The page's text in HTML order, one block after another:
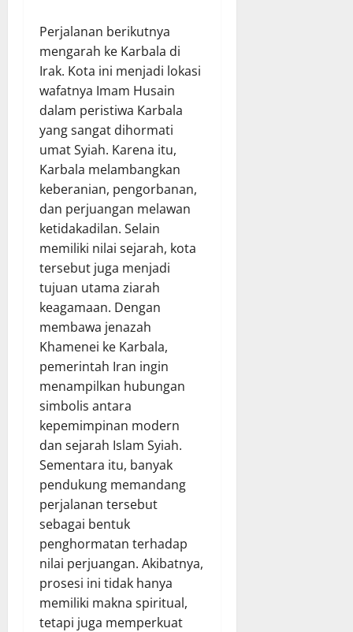
Perjalanan berikutnya
mengarah ke Karbala di
Irak. Kota ini menjadi lokasi
wafatnya Imam Husain
dalam peristiwa Karbala
yang sangat dihormati
umat Syiah. Karena itu,
Karbala melambangkan
keberanian, pengorbanan,
dan perjuangan melawan
ketidakadilan. Selain
memiliki nilai sejarah, kota
tersebut juga menjadi
tujuan utama ziarah
keagamaan. Dengan
membawa jenazah
Khamenei ke Karbala,
pemerintah Iran ingin
menampilkan hubungan
simbolis antara
kepemimpinan modern
dan sejarah Islam Syiah.
Sementara itu, banyak
pendukung memandang
perjalanan tersebut
sebagai bentuk
penghormatan terhadap
nilai perjuangan. Akibatnya,
prosesi ini tidak hanya
memiliki makna spiritual,
tetapi juga memperkuat